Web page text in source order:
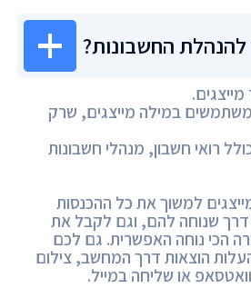
החשבונות?
במילה מייצגים, שרק
רואי חשבון, מנהלי חשבונות
למשוך את כל ההכנסות
שנוחה להם, וגם לקבל את
הכי נוחה האפשרית. גם לכם
הוצאות דרך המחשב, צילום
או שליחה במייל.